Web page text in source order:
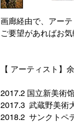
画廊経由で、アーテ
ご要望があればお
【 アーティスト】
2017.2 国立新美術
2017.3 武蔵野美術
2018.2 サンクトペ